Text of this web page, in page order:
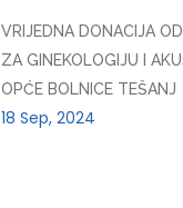
VRIJEDNA DONACIJA
ZA GINEKOLOGIJU I
OPĆE BOLNICE TEŠANJ
18 Sep, 2024